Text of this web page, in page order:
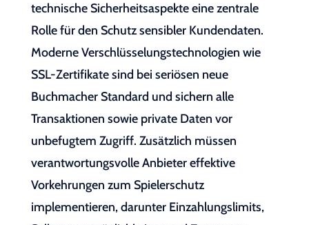
technische Sicherheitsaspekte eine zentrale
Rolle für den Schutz sensibler Kundendaten.
Moderne Verschlüsselungstechnologien wie
SSL-Zertifikate sind bei seriösen neue
Buchmacher Standard und sichern alle
Transaktionen sowie private Daten vor
unbefugtem Zugriff. Zusätzlich müssen
verantwortungsvolle Anbieter effektive
Vorkehrungen zum Spielerschutz
implementieren, darunter Einzahlungslimits,